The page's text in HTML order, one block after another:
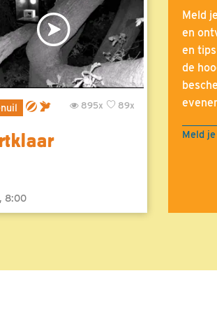
89x
895x
8:00
Meld
en
en
de
Meld